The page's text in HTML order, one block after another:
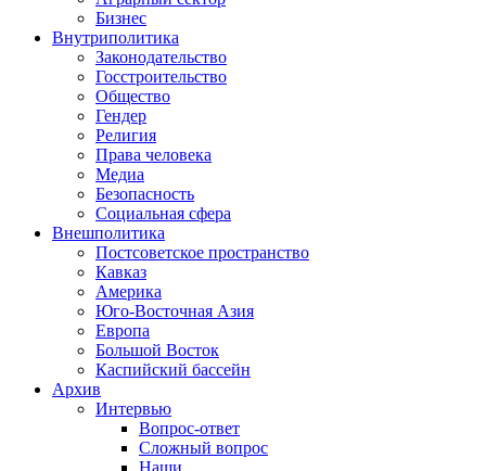
Бизнес
Внутриполитика
Законодательство
Госстроительство
Общество
Гендер
Религия
Права человека
Медиа
Безопасность
Социальная сфера
Внешполитика
Постсоветское пространство
Кавказ
Америка
Юго-Восточная Азия
Европа
Большой Восток
Каспийский бассейн
Архив
Интервью
Вопрос-ответ
Сложный вопрос
Наши